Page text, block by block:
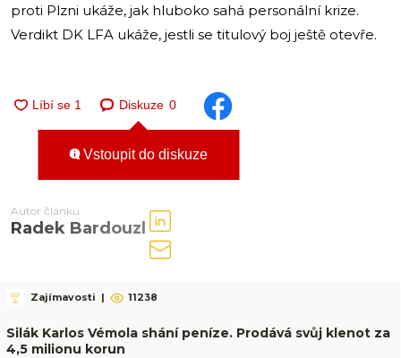
proti Plzni ukáže, jak hluboko sahá personální krize.
Verdikt DK LFA ukáže, jestli se titulový boj ještě otevře.
Diskuze 0
Vstoupit do diskuze
Autor článku
Radek Bardouzl
Zajímavosti | 11238
Silák Karlos Vémola shání peníze. Prodává svůj klenot za
4,5 milionu korun